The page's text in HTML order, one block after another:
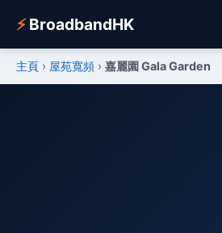
⚡BroadbandHK
主頁 › 屋苑寬頻 › 嘉麗園 Gala Garden